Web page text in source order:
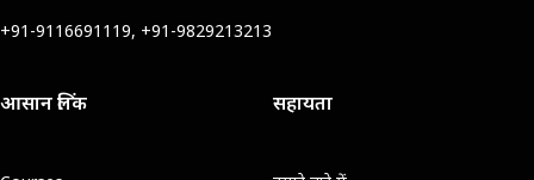
+91-9116691119, +91-9829213213
आसान लिंक सहायता